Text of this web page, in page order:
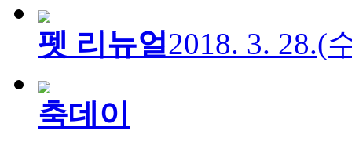
펫 리뉴얼2018. 3. 28.(
축데이